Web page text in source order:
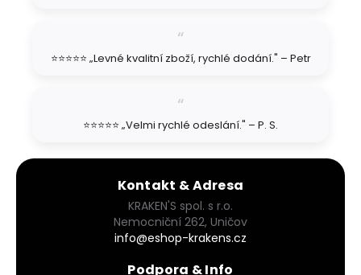
⭐⭐⭐⭐⭐ „Levné kvalitní zboží, rychlé dodání." – Petr
⭐⭐⭐⭐⭐ „Velmi rychlé odeslání." – P. S.
Kontakt & Adresa
KRAKEN'S spol. s r.o.
Nemocniční 262, Uničov
info@eshop-krakens.cz
Podpora & Info